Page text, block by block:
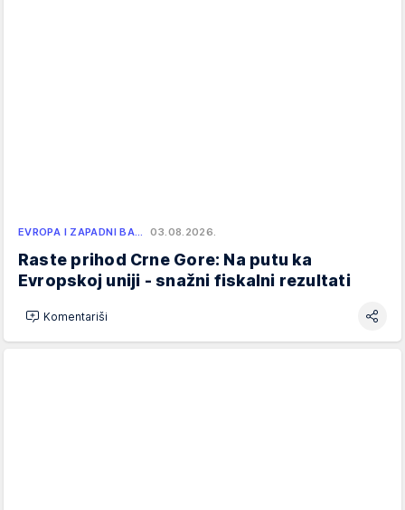
EVROPA I ZAPADNI BA… 03.08.2026.
Raste prihod Crne Gore: Na putu ka
Evropskoj uniji - snažni fiskalni rezultati
Komentariši